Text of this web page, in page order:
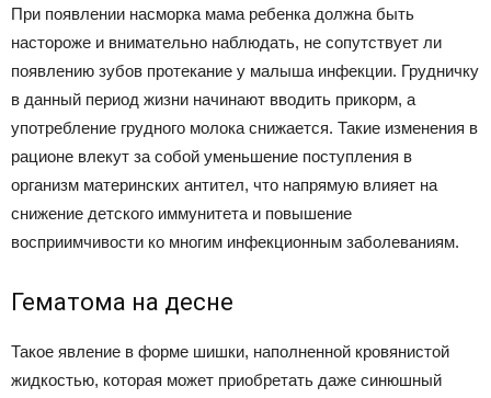
При появлении насморка мама ребенка должна быть
настороже и внимательно наблюдать, не сопутствует ли
появлению зубов протекание у малыша инфекции. Грудничку
в данный период жизни начинают вводить прикорм, а
употребление грудного молока снижается. Такие изменения в
рационе влекут за собой уменьшение поступления в
организм материнских антител, что напрямую влияет на
снижение детского иммунитета и повышение
восприимчивости ко многим инфекционным заболеваниям.
Гематома на десне
Такое явление в форме шишки, наполненной кровянистой
жидкостью, которая может приобретать даже синюшный